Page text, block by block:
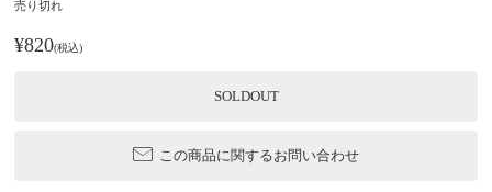
売り切れ
¥820(税込)
SOLDOUT
この商品に関するお問い合わせ